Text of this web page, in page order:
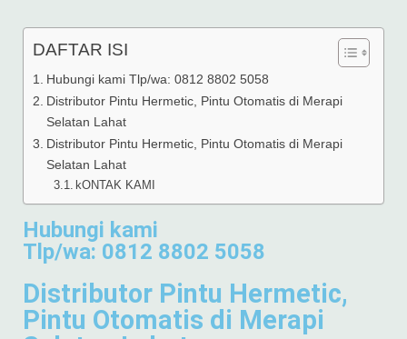
DAFTAR ISI
Hubungi kami Tlp/wa: 0812 8802 5058
Distributor Pintu Hermetic, Pintu Otomatis di Merapi
Selatan Lahat
Distributor Pintu Hermetic, Pintu Otomatis di Merapi
Selatan Lahat
kONTAK KAMI
Hubungi kami
Tlp/wa: 0812 8802 5058
Distributor Pintu Hermetic,
Pintu Otomatis di Merapi